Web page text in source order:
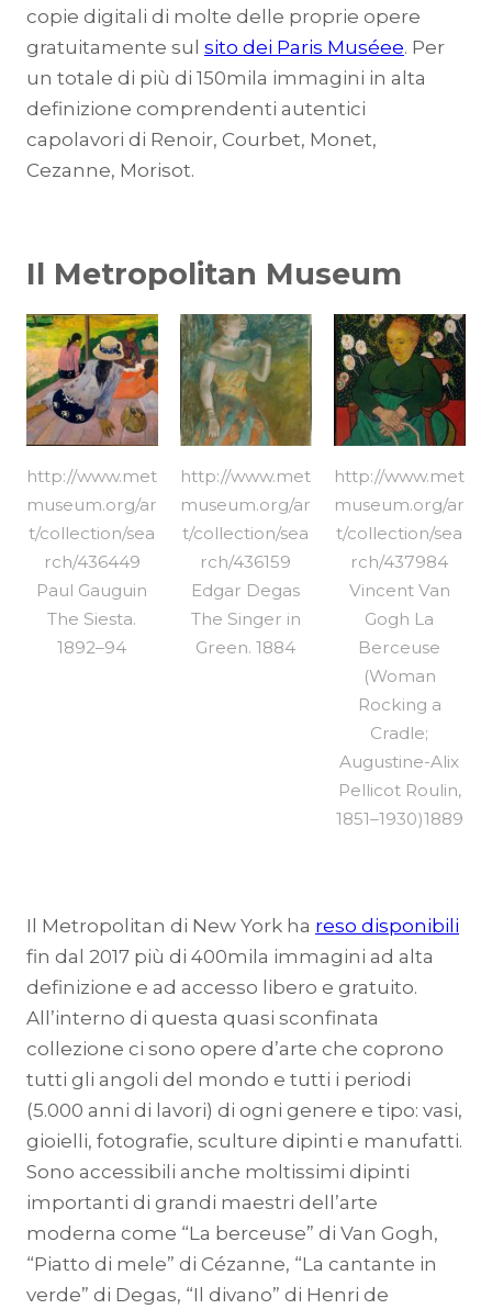
copie digitali di molte delle proprie opere
gratuitamente sul sito dei Paris Muséee. Per
un totale di più di 150mila immagini in alta
definizione comprendenti autentici
capolavori di Renoir, Courbet, Monet,
Cezanne, Morisot.
Il Metropolitan Museum
http://www.met
museum.org/ar
t/collection/sea
rch/436449
Paul Gauguin
The Siesta.
1892–94
http://www.met
museum.org/ar
t/collection/sea
rch/436159
Edgar Degas
The Singer in
Green. 1884
http://www.met
museum.org/ar
t/collection/sea
rch/437984
Vincent Van
Gogh La
Berceuse
(Woman
Rocking a
Cradle;
Augustine-Alix
Pellicot Roulin,
1851–1930)1889
Il Metropolitan di New York ha reso disponibili
fin dal 2017 più di 400mila immagini ad alta
definizione e ad accesso libero e gratuito.
All’interno di questa quasi sconfinata
collezione ci sono opere d’arte che coprono
tutti gli angoli del mondo e tutti i periodi
(5.000 anni di lavori) di ogni genere e tipo: vasi,
gioielli, fotografie, sculture dipinti e manufatti.
Sono accessibili anche moltissimi dipinti
importanti di grandi maestri dell’arte
moderna come “La berceuse” di Van Gogh,
“Piatto di mele” di Cézanne, “La cantante in
verde” di Degas, “Il divano” di Henri de